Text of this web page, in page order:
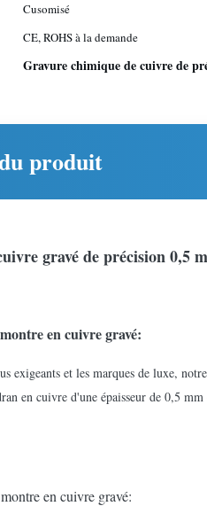
Cusomisé
CE, ROHS à la demande
Gravure chimique de cuivre de
produit
gravé de précision 0,5
en cuivre gravé:
exigeants et les marques de luxe,
en cuivre d'une épaisseur de 0,5
en cuivre gravé: